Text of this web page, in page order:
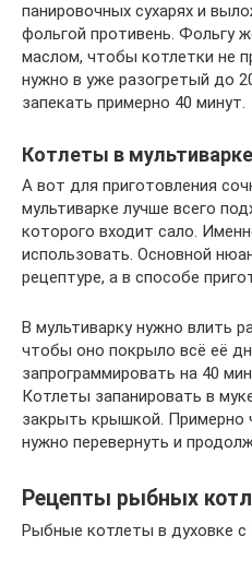
панировочных сухарях и
фольгой противень. Фольгу
маслом, чтобы котлетки не
нужно в уже разогретый до
запекать примерно 40 минут.
Котлеты в мультиварке
А вот для приготовления
мультиварке лучше всего
которого входит сало.
использовать. Основной
рецептуре, а в способе
В мультиварку нужно влить
чтобы оно покрыло всё её
запрограммировать на 40
Котлеты запанировать в
закрыть крышкой. Примерно
нужно перевернуть и
Рецепты рыбных
Рыбные котлеты в духовке